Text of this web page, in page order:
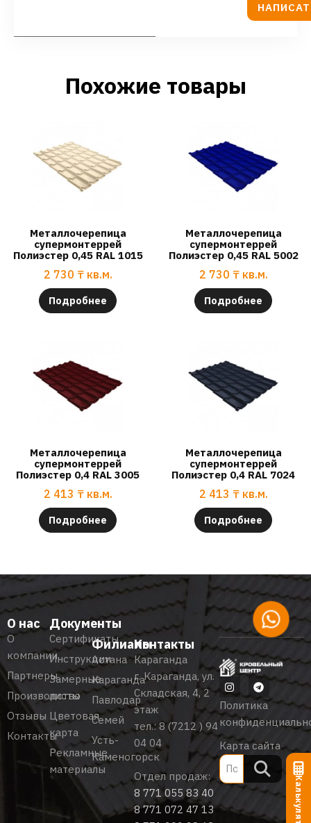
Похожие товары
Металлочерепица
супермонтеррей
Полиэстер 0,45 RAL 1015
2 730 ₸ кв.м.
Подробнее
Металлочерепица
супермонтеррей
Полиэстер 0,45 RAL 5002
2 730 ₸ кв.м.
Подробнее
Металлочерепица
супермонтеррей
Полиэстер 0,4 RAL 3005
2 413 ₸ кв.м.
Подробнее
Металлочерепица
супермонтеррей
Полиэстер 0,4 RAL 7024
2 413 ₸ кв.м.
Подробнее
О нас
О
компании
Партнеры
Производство
Отзывы
Контакты
Документы
Сертификаты
Инструкции
Замерные
листы
Цветовая
карта
Рекламные
материалы
Филиалы
Астана
Караганда
Павлодар
Семей
Усть-
Каменогорск
Контакты
Караганда
г. Караганда, ул.
Складская, 4, 2
этаж
тел.:8 (7212 ) 94
04 04
Отдел продаж:
8 771 055 83 40
8 771 072 47 13
Политика
Карта сайта
Калькулятор